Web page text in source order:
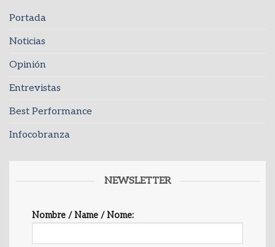
Portada
Noticias
Opinión
Entrevistas
Best Performance
Infocobranza
NEWSLETTER
Nombre / Name / Nome: